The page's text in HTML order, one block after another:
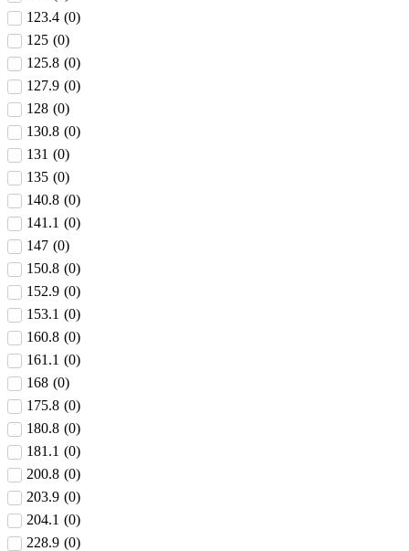
123.4 (0)
125 (0)
125.8 (0)
127.9 (0)
128 (0)
130.8 (0)
131 (0)
135 (0)
140.8 (0)
141.1 (0)
147 (0)
150.8 (0)
152.9 (0)
153.1 (0)
160.8 (0)
161.1 (0)
168 (0)
175.8 (0)
180.8 (0)
181.1 (0)
200.8 (0)
203.9 (0)
204.1 (0)
228.9 (0)